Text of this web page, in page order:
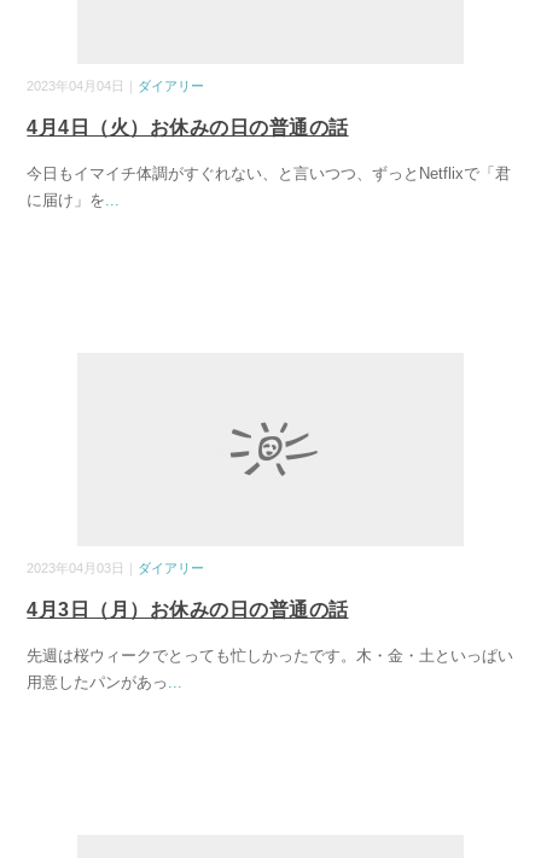
2023年04月04日｜ ダイアリー
4月4日（火）お休みの日の普通の話
今日もイマイチ体調がすぐれない、と言いつつ、ずっとNetflixで「君
に届け」を...
2023年04月03日｜ ダイアリー
4月3日（月）お休みの日の普通の話
先週は桜ウィークでとっても忙しかったです。木・金・土といっぱい
用意したパンがあっ ...